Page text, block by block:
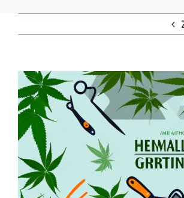
Zeige
grösseres
Bild